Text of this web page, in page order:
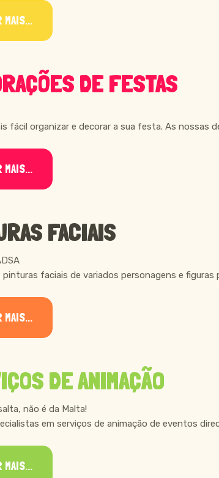
MAIS...
DE FESTAS
fácil organizar e decorar a sua festa. As nossas
MAIS...
FACIAIS
pinturas faciais de variados personagens e
MAIS...
DE ANIMAÇÃO
não é da Malta!
em serviços de animação de eventos
MAIS...